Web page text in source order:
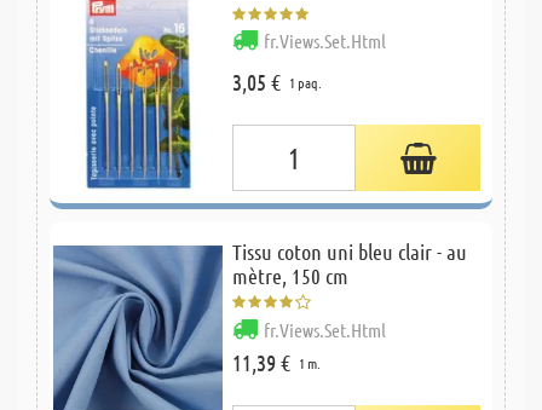
fr.Views.Set.Html
3,05 € 1 paq.
Tissu coton uni bleu clair - au
mètre, 150 cm
fr.Views.Set.Html
11,39 € 1 m.